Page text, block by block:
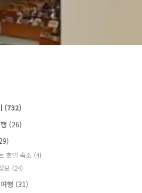
(732)
(26)
호텔 숙소 (4)
보 (24)
행 (31)